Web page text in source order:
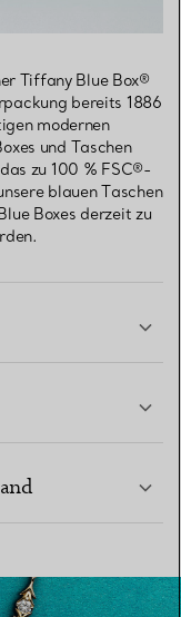
Tiffany Blue Box®
bereits 1886
modernen
und Taschen
zu 100 % FSC®-
blauen Taschen
Boxes derzeit zu